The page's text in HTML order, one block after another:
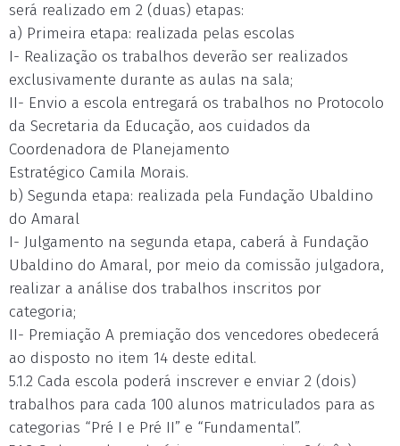
será realizado em 2 (duas) etapas:
a) Primeira etapa: realizada pelas escolas
I- Realização os trabalhos deverão ser realizados
exclusivamente durante as aulas na sala;
II- Envio a escola entregará os trabalhos no Protocolo
da Secretaria da Educação, aos cuidados da
Coordenadora de Planejamento
Estratégico Camila Morais.
b) Segunda etapa: realizada pela Fundação Ubaldino
do Amaral
I- Julgamento na segunda etapa, caberá à Fundação
Ubaldino do Amaral, por meio da comissão julgadora,
realizar a análise dos trabalhos inscritos por
categoria;
II- Premiação A premiação dos vencedores obedecerá
ao disposto no item 14 deste edital.
5.1.2 Cada escola poderá inscrever e enviar 2 (dois)
trabalhos para cada 100 alunos matriculados para as
categorias “Pré I e Pré II” e “Fundamental”.